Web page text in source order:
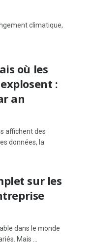
climatique,
où les
:
an
affichent des
données, la
sur les
dans le monde
Mais ...